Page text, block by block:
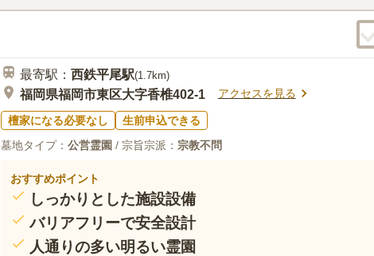
花は霊園事務所でも売っており不自由ない。線香・供え物は売
ってないので持参食事処はないので最寄りの食堂、ドライブスルーでと
る
口コミの続きを読む
最寄駅： 西鉄平尾駅(1.7km)
福岡県福岡市東区大字香椎402-1 アクセスを見る
檀家になる必要なし
生前申込できる
墓地タイプ： 公営霊園 / 宗旨宗派： 宗教不問
おすすめポイント
しっかりとした施設設備
バリアフリーで安全設計
人通りの多い明るい霊園